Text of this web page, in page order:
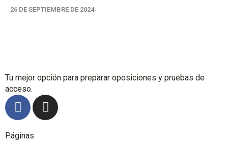
26 DE SEPTIEMBRE DE 2024
Tu mejor opción para preparar oposiciones y pruebas de
acceso.
Páginas